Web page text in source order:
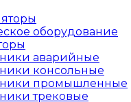
оборудование
аварийные
консольные
промышленные
трековые